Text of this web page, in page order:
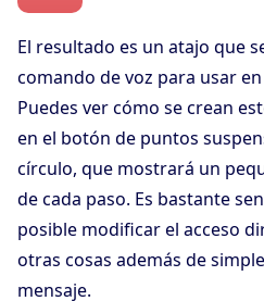
El resultado es un atajo que
comando de voz para usar
Puedes ver cómo se crean
en el botón de puntos
círculo, que mostrará un
de cada paso. Es bastante
posible modificar el acceso
otras cosas además de
mensaje.